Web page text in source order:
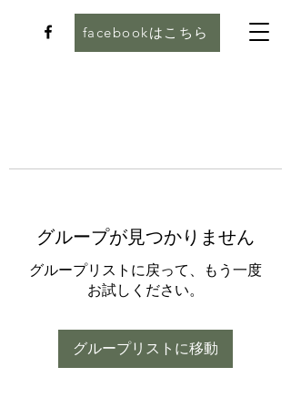
facebookはこちら
グループが見つかりません
グループリストに戻って、もう一度
お試しください。
グループリストに移動